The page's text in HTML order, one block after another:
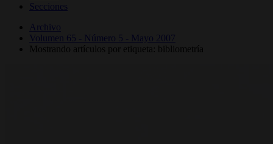
Secciones
Archivo
Volumen 65 - Número 5 - Mayo 2007
Mostrando artículos por etiqueta: bibliometría